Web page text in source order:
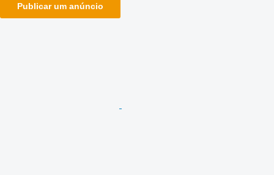
Publicar um anúncio